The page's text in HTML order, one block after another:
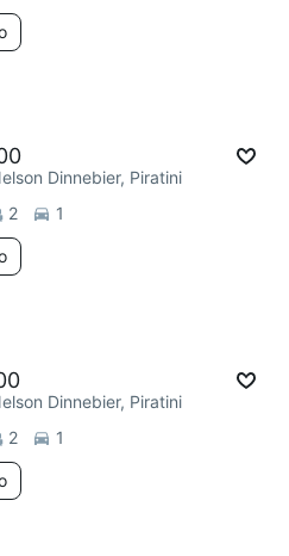
Dinnebier, Piratini
2 1
Dinnebier, Piratini
2 1